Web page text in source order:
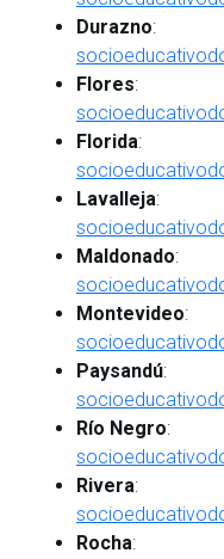
Durazno:
Flores:
Florida:
Lavalleja:
Maldonado:
Montevideo:
Paysandú:
Río Negro:
Rivera:
Rocha: